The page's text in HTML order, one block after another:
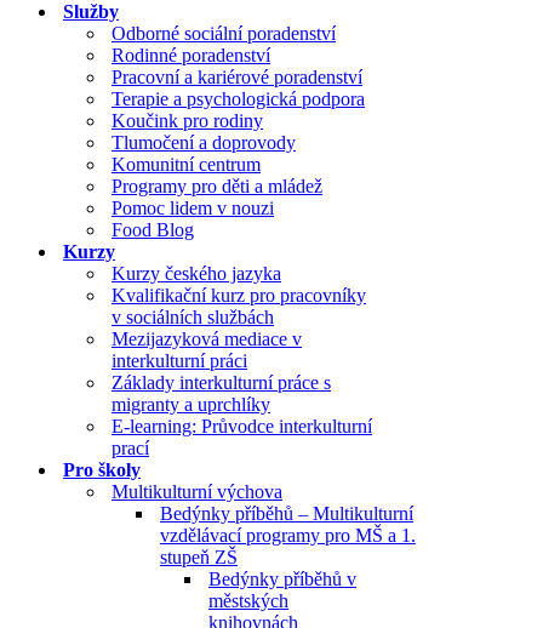
Služby
Odborné sociální poradenství
Rodinné poradenství
Pracovní a kariérové poradenství
Terapie a psychologická podpora
Koučink pro rodiny
Tlumočení a doprovody
Komunitní centrum
Programy pro děti a mládež
Pomoc lidem v nouzi
Food Blog
Kurzy
Kurzy českého jazyka
Kvalifikační kurz pro pracovníky
v sociálních službách
Mezijazyková mediace v
interkulturní práci
Základy interkulturní práce s
migranty a uprchlíky
E-learning: Průvodce interkulturní
prací
Pro školy
Multikulturní výchova
Bedýnky příběhů – Multikulturní
vzdělávací programy pro MŠ a 1.
stupeň ZŠ
Bedýnky příběhů v
městských
knihovnách